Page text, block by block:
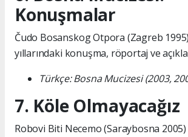
Konuşmalar
Čudo Bosanskog Otpora (Zagreb
yıllarındaki konuşma, röportaj ve
Türkçe: Bosna Mucizesi (2003,
7. Köle Olmayacağız
Robovi Biti Necemo (Saraybosna